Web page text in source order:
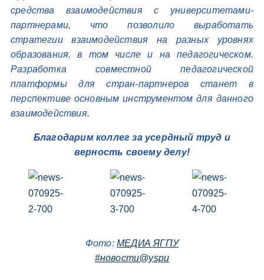
средства взаимодействия с университетами-
партнерами, что позволило выработать
стратегии взаимодействия на разных уровнях
образования, в том числе и на педагогическом.
Разработка совместной педагогической
платформы для стран-партнеров станет в
перспективе основным инструментом для данного
взаимодействия.
Благодарим коллег за усердный труд и
верность своему делу!
Фото:МЕДИА ЯГПУ
#новости@yspu